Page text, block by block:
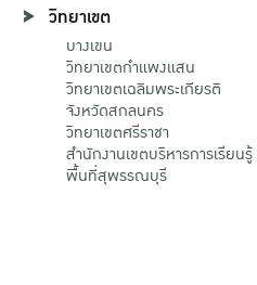
วิทยาเขต
บางเขน
วิทยาเขตกําแพงแสน
วิทยาเขตเฉลิมพระเกียรติ
จังหวัดสกลนคร
วิทยาเขตศรีราชา
สำนักงานเขตบริหารการเรียนรู้
พื้นที่สุพรรณบุรี